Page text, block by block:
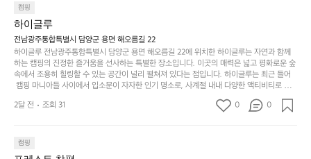
이
걸
리
는
순
갑’입
니
다.
일
상
에
분
하
고,
단
순
하
바로 화장실있음 .5분거리 cu .2분거리 음식점  항구에
서부터 해변까지 버스도 다니네요 ㅎㅎㅎ 아이들 엄청
좋아하네요 점심쯤도착해서 철수할때까지 물놀이 3
타임이나 했네요 ⛱️
항구에서부터 해변까지 버스도 다니네요 ㅎㅎㅎ 아이들 엄청 좋아하네요 점
심쯤도착해서 철수할때까지 물놀이 3타임이나 했네요 ⛱️
포
리
해
변
캠
핑!
캠핑
하이글루
전남광주통합특별시 담양군 용면 해오름길 22
하이글루 전남광주통합특별시 담양군 용면 해오름길 22에 위치한 하이글루는 자연과 함께
하는 캠핑의 진정한 즐거움을 선사하는 특별한 장소입니다. 이곳의 매력은 넓고 평화로운 숲
속에서 조용히 힐링할 수 있는 공간이 널리 펼쳐져 있다는 점입니다. 하이글루는 최근 들어
캠핑 마니아들 사이에서 입소문이 자자한 인기 명소로, 사계절 내내 다양한 액티비티로 방
문객들을 맞이합니다. 특히, 하이글루의 독특한 시설인 글램핑 텐트는 고객들에게 아늑한 잠
자리를 제공하며, 캠핑의 매력을 한층 더해 줍니다. 밖에서는 자연의 소리를 들으며, 내부에
함께 좋은 시간을 보낼 수 있다는 것입니다. 또한, 하이글루 인근에는 다양한 트레킹 코스와
자전거 도로가 있어 아웃도어 활동을 좋아하는 이들에게 더욱 참조할 만한 장소가 됩니다.
2달 전 조회 31 0 0
캠핑